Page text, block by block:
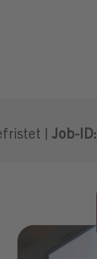
| Job-ID: